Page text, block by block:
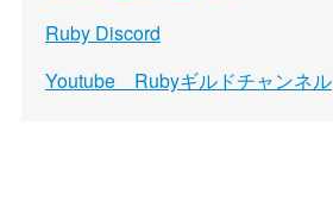
Ruby Discord
Youtube Rubyギルドチャンネル